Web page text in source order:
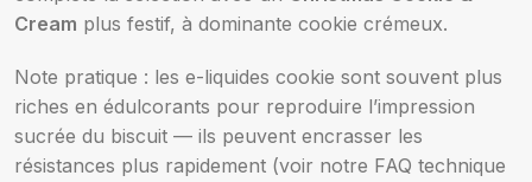
Cream plus festif, à dominante cookie crémeux.
Note pratique : les e-liquides cookie sont souvent plus
riches en édulcorants pour reproduire l’impression
sucrée du biscuit — ils peuvent encrasser les
résistances plus rapidement (voir notre FAQ technique